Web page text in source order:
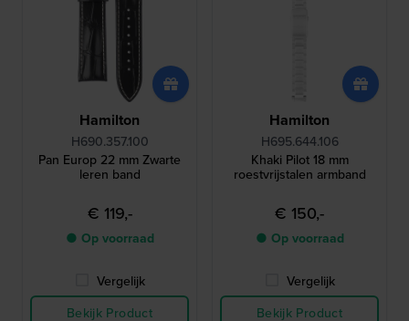
Hamilton
H690.357.100
Pan Europ 22 mm Zwarte
leren band
€ 119,-
● Op voorraad
Vergelijk
Bekijk Product
Hamilton
H695.644.106
Khaki Pilot 18 mm
roestvrijstalen armband
€ 150,-
● Op voorraad
Vergelijk
Bekijk Product